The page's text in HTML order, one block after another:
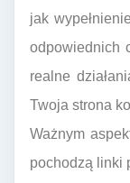
jak
odpowiednich
realne
Twoja strona
Ważnym
pochodzą linki